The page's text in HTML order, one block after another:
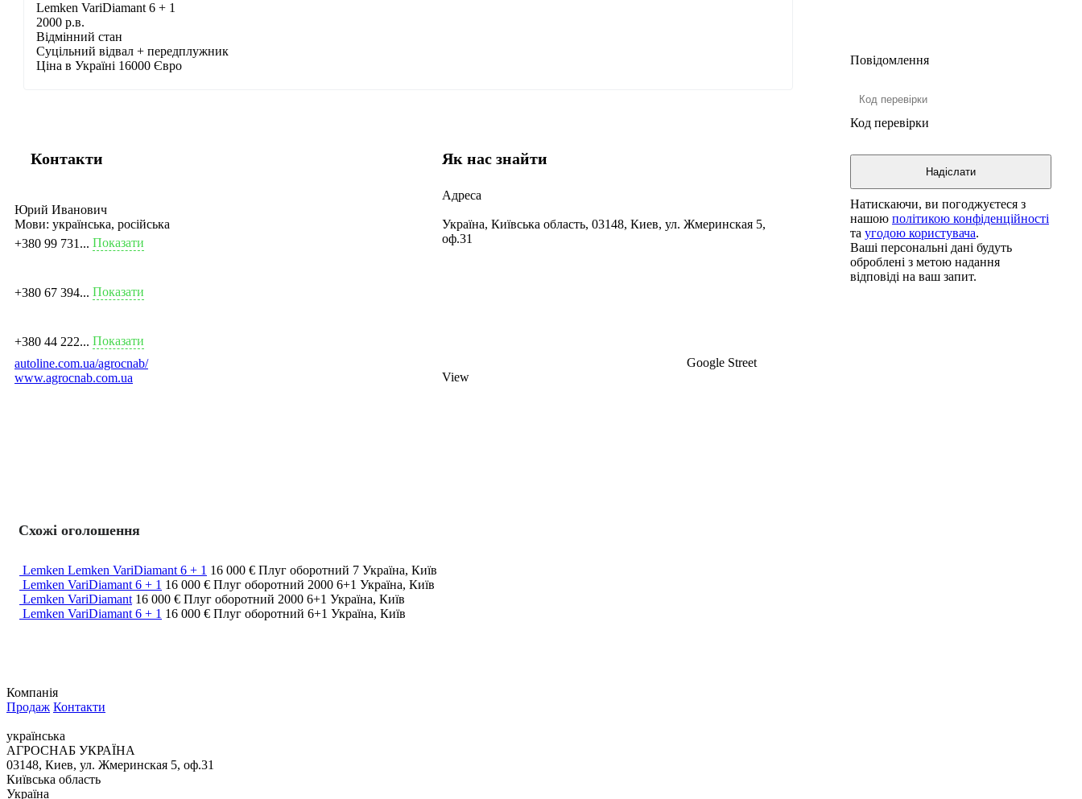
Lemken VariDiamant 6 + 1
2000 р.в.
Відмінний стан
Суцільний відвал + передплужник
Ціна в Україні 16000 Євро
Повідомлення
Код перевірки
Натискаючи, ви погоджуєтеся з
нашою політикою конфіденційності
та угодою користувача.
Ваші персональні дані будуть
оброблені з метою надання
відповіді на ваш запит.
Контакти
Юрий Иванович
Мови: українська, російська
+380 99 731... Показати
+380 67 394... Показати
+380 44 222... Показати
autoline.com.ua/agrocnab/
www.agrocnab.com.ua
Як нас знайти
Адреса
Україна, Київська область, 03148, Киев, ул. Жмеринская 5,
оф.31
Google Street
View
Схожі оголошення
Lemken Lemken VariDiamant 6 + 1 16 000 € Плуг оборотний 7 Україна, Київ
Lemken VariDiamant 6 + 1 16 000 € Плуг оборотний 2000 6+1 Україна, Київ
Lemken VariDiamant 16 000 € Плуг оборотний 2000 6+1 Україна, Київ
Lemken VariDiamant 6 + 1 16 000 € Плуг оборотний 6+1 Україна, Київ
Компанія
Продаж Контакти
українська
АГРОСНАБ УКРАЇНА
03148, Киев, ул. Жмеринская 5, оф.31
Київська область
Україна